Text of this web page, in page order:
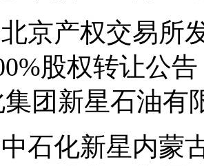
京产权交易所
股权转让公
团新星石油有
石化新星内蒙